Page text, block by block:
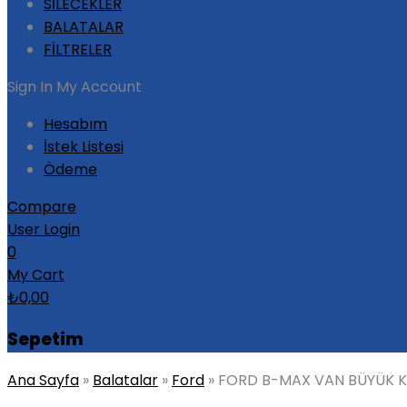
BALATALAR
FİLTRELER
Sign In My Account
Hesabım
İstek Listesi
Ödeme
Compare
User Login
0
My Cart
₺0,00
Sepetim
Ana Sayfa » Balatalar » Ford » FORD B-MAX VAN BÜYÜK